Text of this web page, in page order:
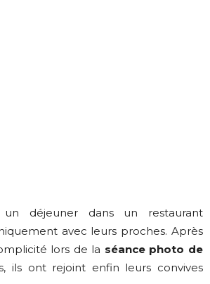
déjeuner dans un restaurant
avec leurs proches. Après
lors de la séance photo de
ils ont rejoint enfin leurs convives